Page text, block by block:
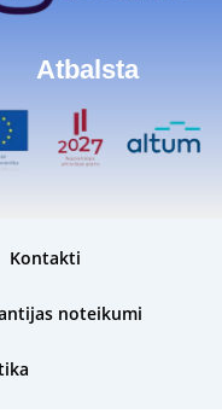
Atbalsta
Kontakti
noteikumi